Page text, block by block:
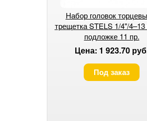
Набор головок
трещетка STELS 1/4"/
подложке 11 пр.
Цена: 1 923.70
Под заказ